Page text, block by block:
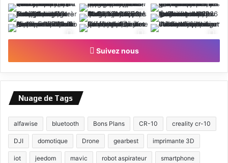
Suivez nous
Nuage de Tags
alfawise bluetooth Bons Plans CR-10 creality cr-10
DJI domotique Drone gearbest imprimante 3D
iot jeedom mavic robot aspirateur smartphone